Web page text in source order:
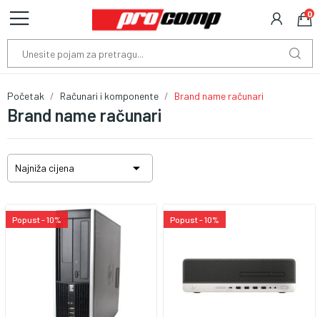
0
Brand name računari
Početak Računari i komponente Brand name računari
Najniža cijena 
Popust - 10% Popust - 10%